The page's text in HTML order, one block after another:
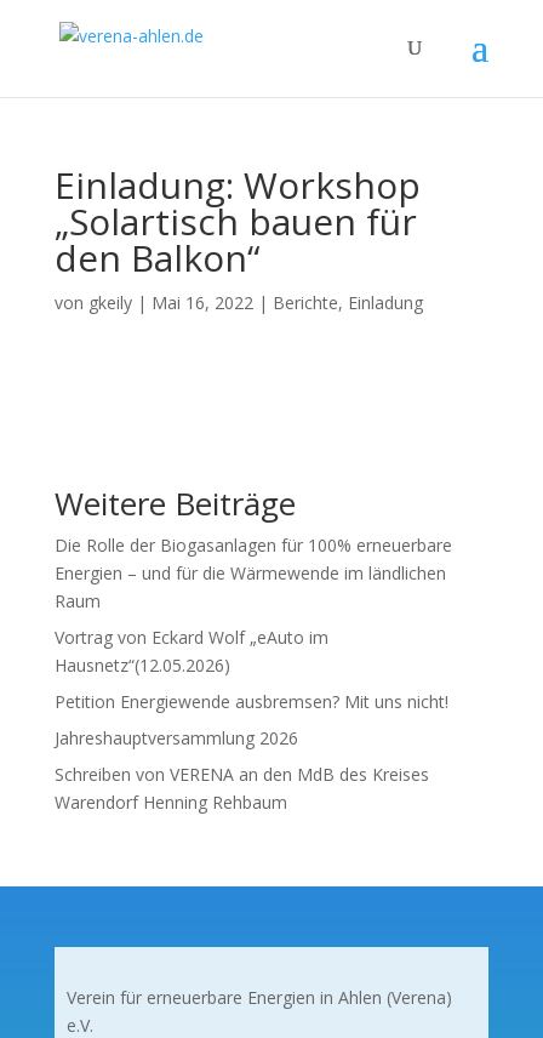
Einladung: Workshop
„Solartisch bauen für
den Balkon“
von gkeily| Mai 16, 2022| Berichte, Einladung
Weitere Beiträge
Die Rolle der Biogasanlagen für 100% erneuerbare
Energien – und für die Wärmewende im ländlichen
Raum
Vortrag von Eckard Wolf „eAuto im
Hausnetz“(12.05.2026)
Petition Energiewende ausbremsen? Mit uns nicht!
Jahreshauptversammlung 2026
Schreiben von VERENA an den MdB des Kreises
Warendorf Henning Rehbaum
Verein für erneuerbare Energien in Ahlen (Verena)
e.V.